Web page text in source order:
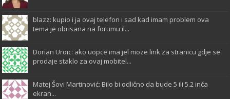
blazz: kupio i ja ovaj telefon i sad kad imam problem ova
tema je obrisana na forumu il...
Dorian Uroic: ako uopce ima jel moze link za stranicu gdje se
prodaje staklo za ovaj mobitel...
Matej Šovi Martinović: Bilo bi odlično da bude 5 ili 5.2 inča
ekran...